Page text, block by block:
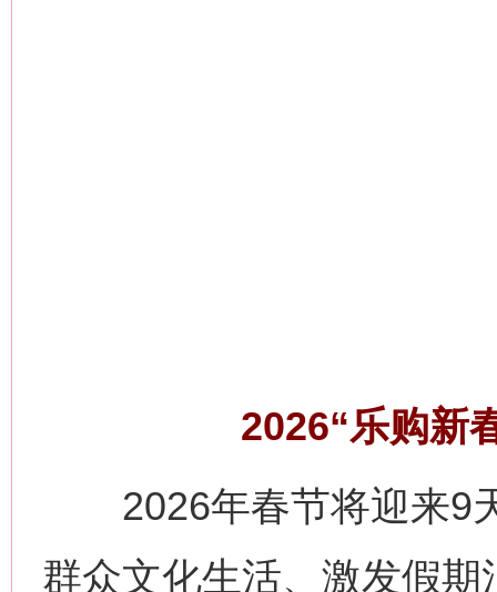
2026“乐购新
2026年春节将迎来9
群众文化生活、激发假